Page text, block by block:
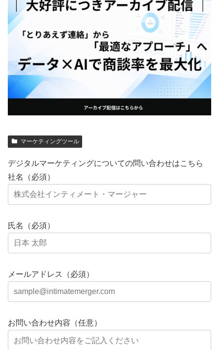
マーケティングツール
デジタルマーケティングについての問い合わせはこちら
社名（必須）
氏名（必須）
メールアドレス（必須）
お問い合わせ内容（任意）